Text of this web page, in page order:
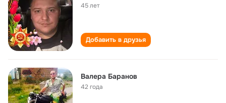
45 лет
Добавить в друзья
Валера Баранов
42 года